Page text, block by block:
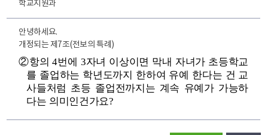
학교지원과
안녕하세요.
개정되는 제7조(전보의 특례)
②항의 4번에 3자녀 이상이면 막내 자녀가 초등학교
를 졸업하는 학년도까지 한하여 유예 한다는 건 교
사들처럼 초등 졸업전까지는 계속 유예가 가능하
다는 의미인건가요?